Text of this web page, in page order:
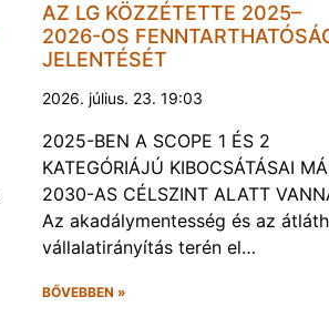
AZ LG KÖZZÉTETTE 2025–
2026-OS
JELENTÉSÉT
2026. július. 23. 19:03
2025-BEN A SCOPE 1 ÉS 2
KATEGÓRIÁJÚ KIBOCSÁTÁSAI
2030-AS CÉLSZINT ALATT
Az akadálymentesség és az
vállalatirányítás terén el…
BŐVEBBEN »